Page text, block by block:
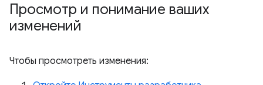
Просмотр и понимание ваших
изменений
Чтобы просмотреть изменения: